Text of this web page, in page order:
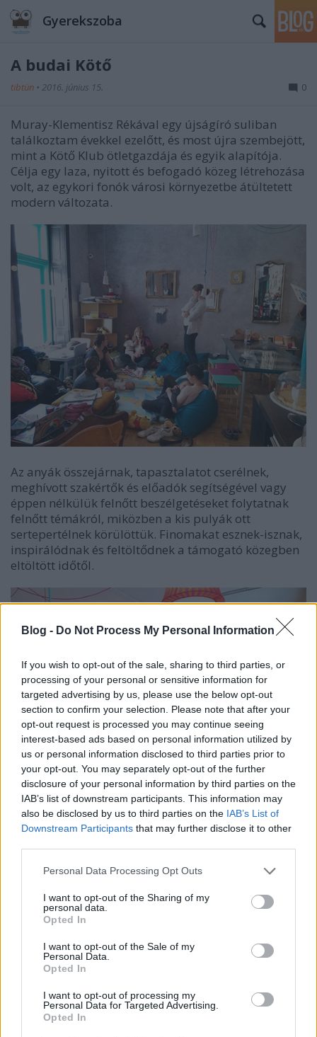
Blog - Do Not Process My Personal Information
If you wish to opt-out of the sale, sharing to third parties, or
processing of your personal or sensitive information for
targeted advertising by us, please use the below opt-out
section to confirm your selection. Please note that after your
opt-out request is processed you may continue seeing
interest-based ads based on personal information utilized by
us or personal information disclosed to third parties prior to
your opt-out. You may separately opt-out of the further
disclosure of your personal information by third parties on the
IAB’s list of downstream participants. This information may
also be disclosed by us to third parties on the IAB’s List of
Downstream Participants that may further disclose it to other
Please note that this website/app uses one or more Google
not limited to your visit or usage behaviour. You may click to
grant or deny consent to Google and its third-party tags to
use your data for below specified purposes in below Google
consent section.
Personal Data Processing Opt Outs
I want to opt-out of the Sharing of my
personal data.
Opted In
I want to opt-out of the Sale of my
Personal Data.
Opted In
I want to opt-out of processing my
Personal Data for Targeted Advertising.
Opted In
Gyerekszoba
A budai Kötő
tibtün • 2016. június 15. 0
Muray-Klementisz Rékával egy újságíró suliban
találkoztam évekkel ezelőtt, és most újra szembejött,
mint a Kötő Klub ötletgazdája és egyik alapítója.
Célja egy laza, nyitott és befogadó közeg létrehozása
volt, az egykori fonók városi környezetbe átültetett
modern változata.
Az anyák összejárnak, tapasztalatot cserélnek,
meghívott szakértők és előadók segítségével vagy
éppen nélkülük felnőtt beszélgetéseket folytatnak
felnőtt témákról, miközben a kis pulyák ott
sertepertélnek körülöttük. Finomakat esznek-isznak,
inspirálódnak és feltöltődnek a támogató közegben
eltöltött időtől.
A kezdeményezésnek aLa Nubekávézó biztosít
helyet, kedvükért szerda délelőttönként klubbá
alakulnak. A kávézó belső terének kreatív
kialakítása: a felhő fal, a színes bútorok, a tarka
textilkábelekről alácsüngő lámpák nemcsak az
anyák számára inspiráló, hanem az apró
törzsvendégek számára is egy felfedezésre váró,
varázslatos világ. Nézzetek be egyszer!